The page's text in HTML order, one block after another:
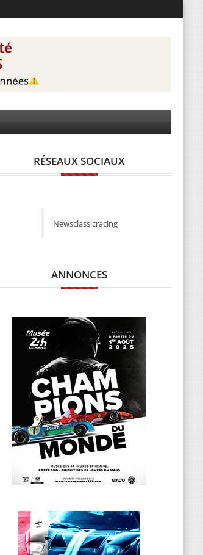
RÉSEAUX SOCIAUX
Newsclassicracing
ANNONCES